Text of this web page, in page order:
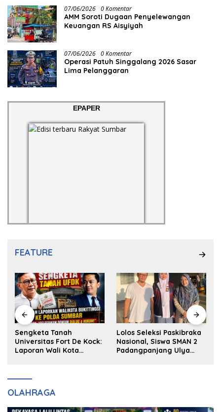
07/06/2026 0 Komentar
AMM Soroti Dugaan Penyelewangan
Keuangan RS Aisyiyah
07/06/2026 0 Komentar
Operasi Patuh Singgalang 2026 Sasar
Lima Pelanggaran
EPAPER
FEATURE
Sengketa Tanah
Universitas Fort De Kock:
Laporan Wali Kota
Lolos Seleksi Paskibraka
Nasional, Siswa SMAN 2
Padangpanjang Ulya
OLAHRAGA